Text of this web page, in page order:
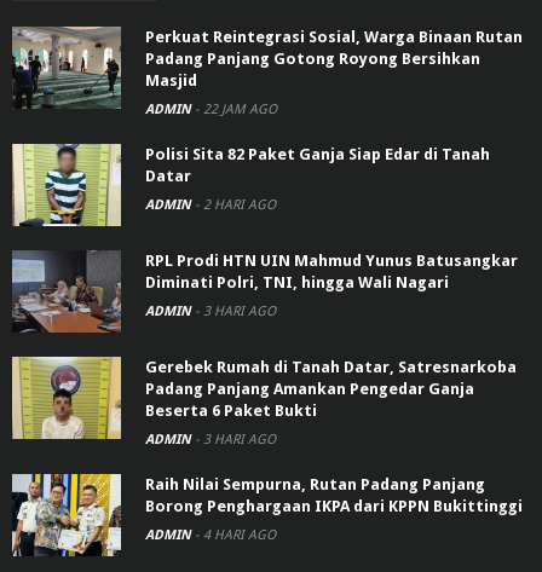
Perkuat Reintegrasi Sosial, Warga Binaan Rutan
Padang Panjang Gotong Royong Bersihkan
Masjid
ADMIN - 22 JAM AGO
Polisi Sita 82 Paket Ganja Siap Edar di Tanah
Datar
ADMIN - 2 HARI AGO
RPL Prodi HTN UIN Mahmud Yunus Batusangkar
Diminati Polri, TNI, hingga Wali Nagari
ADMIN - 3 HARI AGO
Gerebek Rumah di Tanah Datar, Satresnarkoba
Padang Panjang Amankan Pengedar Ganja
Beserta 6 Paket Bukti
ADMIN - 3 HARI AGO
Raih Nilai Sempurna, Rutan Padang Panjang
Borong Penghargaan IKPA dari KPPN Bukittinggi
ADMIN - 4 HARI AGO